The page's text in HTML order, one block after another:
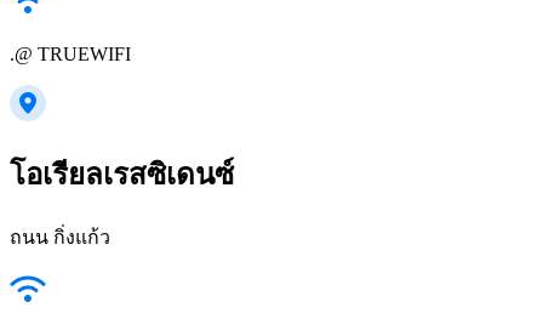
.@ TRUEWIFI
โอเรียลเรสซิเดนซ์
ถนน กิ่งแก้ว